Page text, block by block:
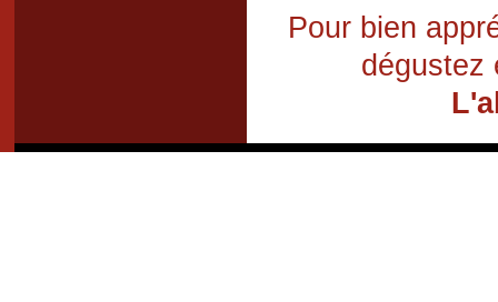
Pour bien
dégustez